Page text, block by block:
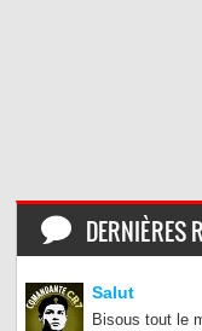
DERNIÈRES
Salut
Bisous tout le